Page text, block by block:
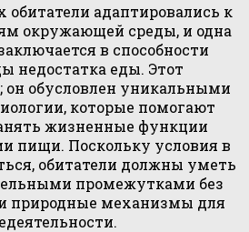
обитатели адаптировались к
окружающей среды, и одна
в способности
недостатка еды. Этот
он обусловлен уникальными
которые помогают
жизненные функции
пищи. Поскольку условия в
обитатели должны уметь
промежутками без
природные механизмы для